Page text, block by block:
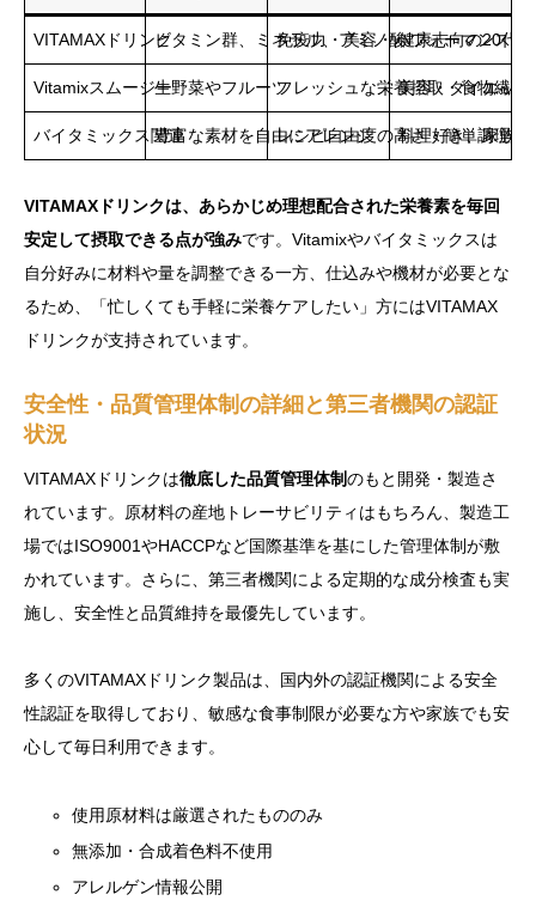
VITAMAXドリンクビタミン群、ミネラル、アミノ酸
免疫力・美容・パフォーマンス向
健康志向の20代
Vitamixスムージー生野菜やフルーツフレッシュな栄養摂取・食物繊維
美容・ダイエット
バイタミックス関連豊富な素材を自由にアレンジレシピ自由度の高さ・簡単調理
料理好き、家族層
VITAMAXドリンクは、あらかじめ理想配合された栄養素を毎回
安定して摂取できる点が強みです。Vitamixやバイタミックスは
自分好みに材料や量を調整できる一方、仕込みや機材が必要とな
るため、「忙しくても手軽に栄養ケアしたい」方にはVITAMAX
ドリンクが支持されています。
安全性・品質管理体制の詳細と第三者機関の認証
状況
VITAMAXドリンクは徹底した品質管理体制のもと開発・製造さ
れています。原材料の産地トレーサビリティはもちろん、製造工
場ではISO9001やHACCPなど国際基準を基にした管理体制が敷
かれています。さらに、第三者機関による定期的な成分検査も実
施し、安全性と品質維持を最優先しています。
多くのVITAMAXドリンク製品は、国内外の認証機関による安全
性認証を取得しており、敏感な食事制限が必要な方や家族でも安
心して毎日利用できます。
使用原材料は厳選されたもののみ
無添加・合成着色料不使用
アレルゲン情報公開